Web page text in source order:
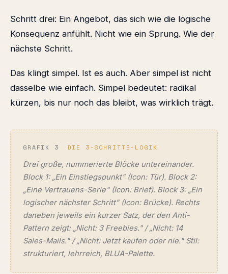
Schritt drei: Ein Angebot, das sich wie die logische
Konsequenz anfühlt. Nicht wie ein Sprung. Wie der
nächste Schritt.
Das klingt simpel. Ist es auch. Aber simpel ist nicht
dasselbe wie einfach. Simpel bedeutet: radikal
kürzen, bis nur noch das bleibt, was wirklich trägt.
GRAFIK 3 DIE 3-SCHRITTE-LOGIK
Drei große, nummerierte Blöcke untereinander.
Block 1: „Ein Einstiegspunkt" (Icon: Tür). Block 2:
„Eine Vertrauens-Serie" (Icon: Brief). Block 3: „Ein
logischer nächster Schritt" (Icon: Brücke). Rechts
daneben jeweils ein kurzer Satz, der den Anti-
Pattern zeigt: „Nicht: 3 Freebies." / „Nicht: 14
Sales-Mails." / „Nicht: Jetzt kaufen oder nie." Stil:
strukturiert, lehrreich, BLUA-Palette.